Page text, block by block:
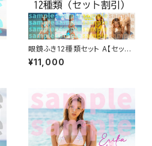
眼鏡ふき12種類セット A【セット
割引】
¥11,000